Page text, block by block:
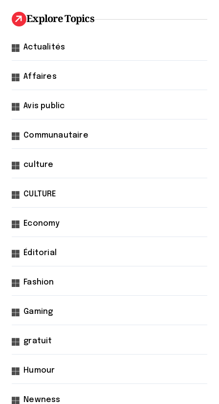
Explore Topics
Actualités
Affaires
Avis public
Communautaire
culture
CULTURE
Economy
Éditorial
Fashion
Gaming
gratuit
Humour
Newness